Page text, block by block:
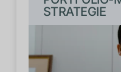
STRATEGIE